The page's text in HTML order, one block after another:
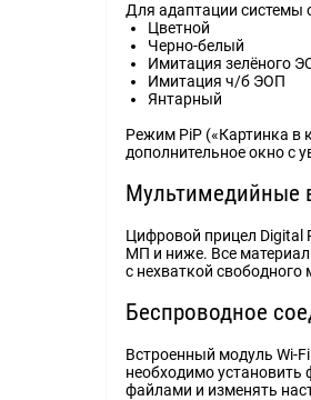
Для адаптации системы
Цветной
Черно-белый
Имитация зелёного
Имитация ч/б ЭОП
Янтарный
Режим PiP («Картинка в
дополнительное окно с
Мультимедийные
Цифровой прицел Digital
МП и ниже. Все
с нехваткой
Беспроводное
Встроенный модуль Wi-
необходимо
файлами и изменять